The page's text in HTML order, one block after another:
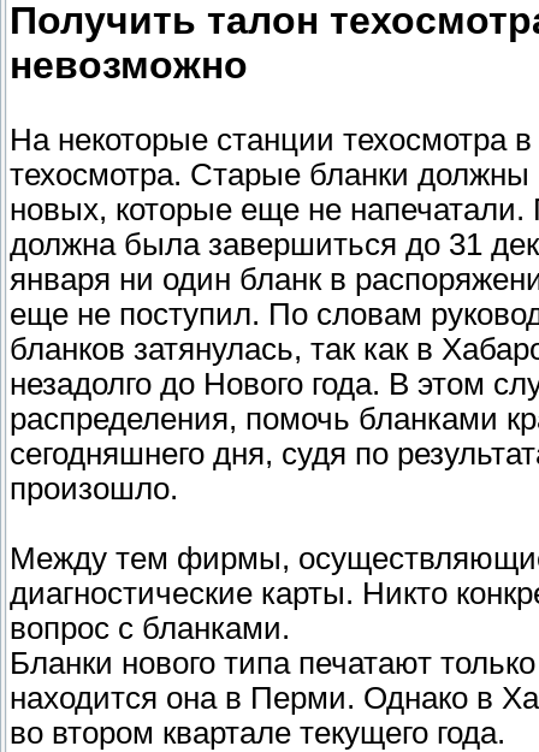
Получить талон
невозможно
На некоторые станции техосмотра
техосмотра. Старые бланки
новых, которые еще не
должна была завершиться до 31
января ни один бланк в
еще не поступил. По словам
бланков затянулась, так как в
незадолго до Нового года. В этом
распределения, помочь бланками
сегодняшнего дня, судя по
произошло.
Между тем фирмы,
диагностические карты. Никто
вопрос с бланками.
Бланки нового типа печатают
находится она в Перми. Однако в
во втором квартале текущего года.